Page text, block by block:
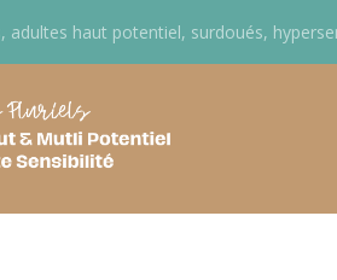
adultes haut potentiel, surdoués,